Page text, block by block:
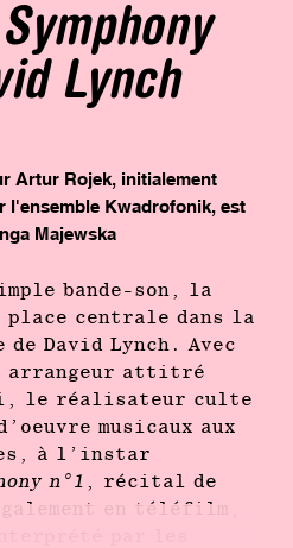
Lynch
Artur Rojek, initialement
l'ensemble Kwadrofonik, est
Majewska
bande-son, la
place centrale dans la
David Lynch. Avec
arrangeur attitré
le réalisateur culte
musicaux aux
à l’instar
n°1
, récital de
en téléfilm,
par les